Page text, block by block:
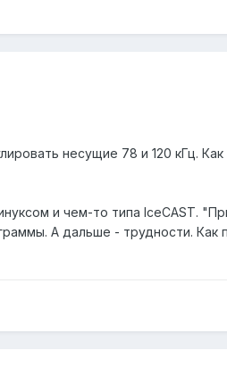
несущие 78 и 120 кГц.
и чем-то типа IceCAST.
А дальше - трудности. Как